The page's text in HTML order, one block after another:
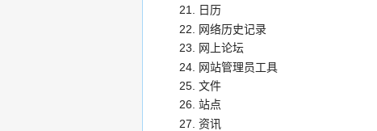
日历
网络历史记录
网上论坛
网站管理员工具
文件
站点
资讯